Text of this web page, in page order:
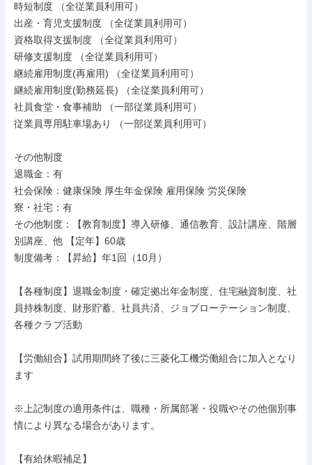
時短制度 （全従業員利用可）
出産・育児支援制度 （全従業員利用可）
資格取得支援制度 （全従業員利用可）
研修支援制度 （全従業員利用可）
継続雇用制度(再雇用) （全従業員利用可）
継続雇用制度(勤務延長) （全従業員利用可）
社員食堂・食事補助 （一部従業員利用可）
従業員専用駐車場あり （一部従業員利用可）
その他制度
退職金：有
社会保険：健康保険 厚生年金保険 雇用保険 労災保険
寮・社宅：有
その他制度：【教育制度】導入研修、通信教育、設計講座、階層
別講座、他 【定年】60歳
制度備考：【昇給】年1回（10月）
【各種制度】退職金制度・確定拠出年金制度、住宅融資制度、社
員持株制度、財形貯蓄、社員共済、ジョブローテーション制度、
各種クラブ活動
【労働組合】試用期間終了後に三菱化工機労働組合に加入となり
ます
※上記制度の適用条件は、職種・所属部署・役職やその他個別事
情により異なる場合があります。
【有給休暇補足】